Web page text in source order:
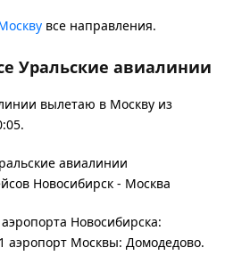
все направления.
Уральские авиалинии
вылетаю в Москву из
авиалинии
Новосибирск - Москва
Новосибирска:
аэропорт Москвы: Домодедово.